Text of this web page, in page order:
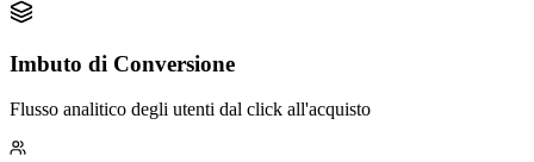
Imbuto di Conversione
Flusso analitico degli utenti dal click all'acquisto